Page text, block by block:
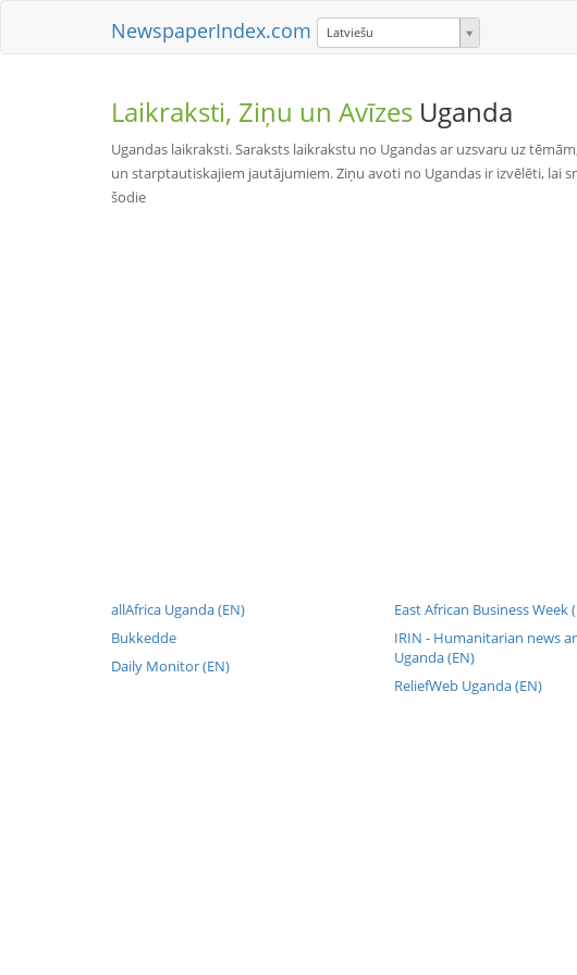
NewspaperIndex.com Latviešu
Laikraksti, Ziņu un Avīzes Uganda
Ugandas laikraksti. Saraksts laikrakstu no Ugandas ar uzsvaru uz
un starptautiskajiem jautājumiem. Ziņu avoti no Ugandas ir izvēlēti, lai
šodie
allAfrica Uganda (EN)
Bukkedde
Daily Monitor (EN)
East African Business Week
IRIN - Humanitarian news
Uganda (EN)
ReliefWeb Uganda (EN)